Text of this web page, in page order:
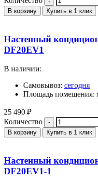
В корзину Купить в 1 клик
Настенный
DF20EV1
В наличии:
Самовывоз: сегодня
Площадь помещения:
25 490 ₽
Количество
В корзину Купить в 1 клик
Настенный
DF20EV1-1